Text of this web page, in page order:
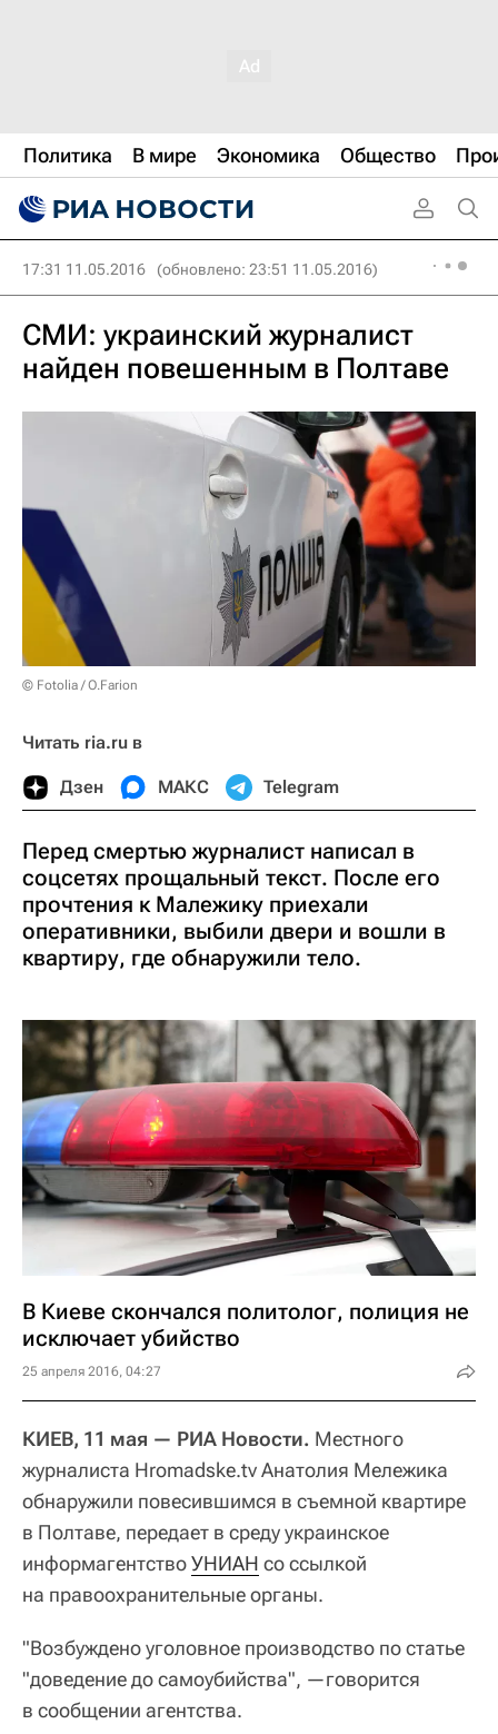
Политика В мире Экономика Общество
17:31 11.05.2016 (обновлено: 23:51 11.05.2016)
СМИ: украинский журналист
найден повешенным в Полтаве
© Fotolia / O.Farion
Читать ria.ru в
Дзен МАКС Telegram
Перед смертью журналист написал в
соцсетях прощальный текст. После его
прочтения к Малежику приехали
оперативники, выбили двери и вошли в
квартиру, где обнаружили тело.
В Киеве скончался политолог, полиция не
исключает убийство
25 апреля 2016, 04:27
КИЕВ, 11 мая — РИА Новости. Местного
журналиста Hromadske.tv Анатолия Мележика
обнаружили повесившимся в съемной квартире
в Полтаве, передает в среду украинское
информагентствоУНИАН со ссылкой
на правоохранительные органы.
"Возбуждено уголовное производство по статье
"доведение до самоубийства", —говорится
в сообщении агентства.